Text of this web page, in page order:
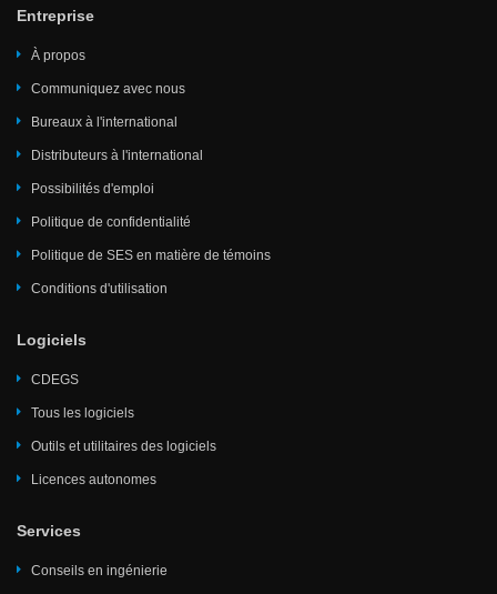
Entreprise
À propos
Communiquez avec nous
Bureaux à l'international
Distributeurs à l'international
Possibilités d'emploi
Politique de confidentialité
Politique de SES en matière de témoins
Conditions d'utilisation
Logiciels
CDEGS
Tous les logiciels
Outils et utilitaires des logiciels
Licences autonomes
Services
Conseils en ingénierie